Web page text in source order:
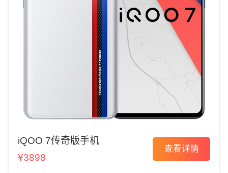
iQOO 7传奇版手机
¥3898
查看详情